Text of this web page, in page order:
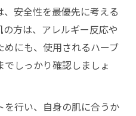
安全性を最優先に考える
方は、アレルギー反応や
にも、使用されるハーブ
しっかり確認しましょ
行い、自身の肌に合うか